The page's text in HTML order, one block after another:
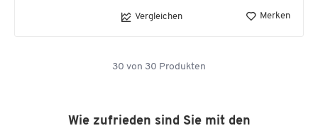
Vergleichen Merken
30 von 30 Produkten
Wie zufrieden sind Sie mit den